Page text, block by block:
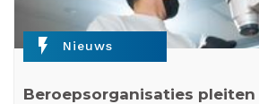
flash_on Nieuws
Beroepsorganisaties pleiten